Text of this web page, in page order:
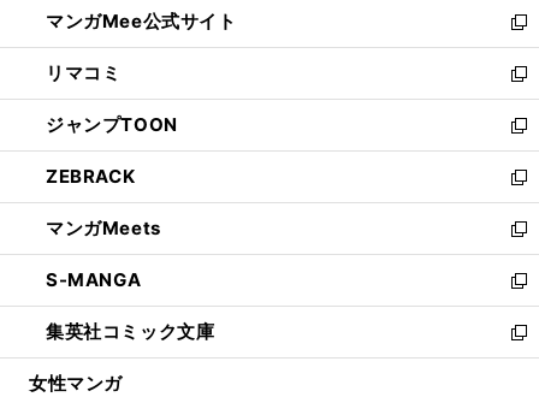
く
ド
ウ
で
開
く
ィ
ン
ド
ウ
で
開
く
い
ウ
ィ
ン
ド
ウ
で
開
く
マンガMee公式サイト
新
し
い
ウ
ィ
ン
ド
ウ
で
開
く
リマコミ
新
し
い
ウ
ィ
ン
ド
ウ
で
開
く
ジャンプTOON
新
し
い
ウ
ィ
ン
ド
ウ
で
開
ZEBRACK
新
し
い
ウ
ィ
ン
ド
ウ
マンガMeets
新
し
い
ウ
ィ
ン
S-MANGA
新
し
い
ウ
集英社コミック文庫
新
し
女性マンガ